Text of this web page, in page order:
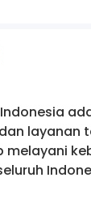
Indonesia
layanan
melayani